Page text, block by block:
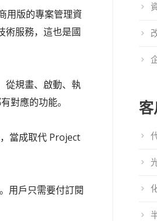
用版的專案管理資
術服務，這也是國
從規畫、啟動、執
對應的功能。
當成取代 Project
用戶只需要付訂閱
客